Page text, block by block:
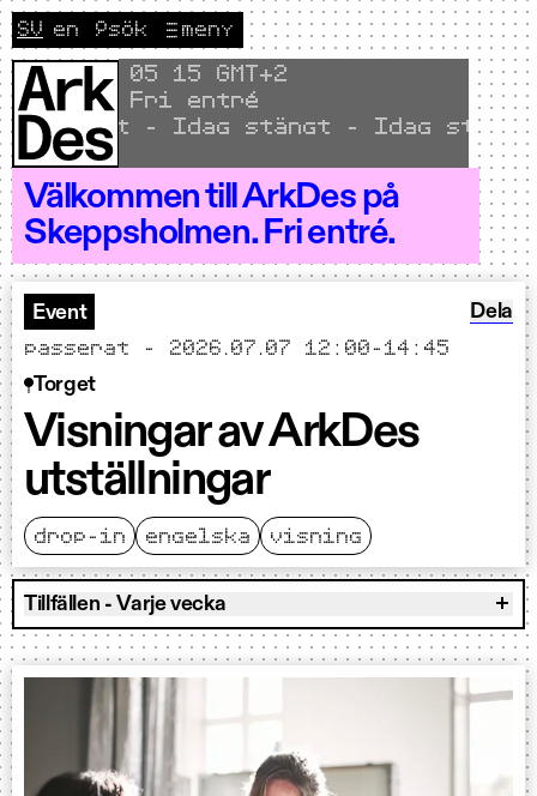
Hoppa till innehållet
Local time
05
15 GMT+2
Fri entré
stängt - Idag stängt - Idag stängt -
Välkommen till ArkDes på
Skeppsholmen. Fri entré.
meny
🔎sök
CURRENT LANGUAGE SVENSKA
SV Byt språk till English
en
Event
passerat - 2026.07.07 12:00-14:45
Dela
Dela
Torget
Visningar av ArkDes
utställningar
drop-in engelska visning
Tillfällen - Varje vecka